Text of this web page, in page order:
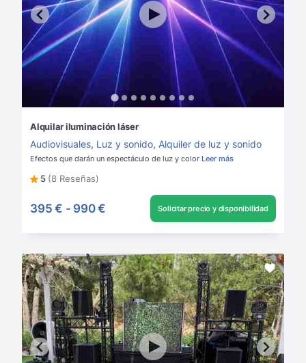
Alquilar iluminación láser
Audiovisuales, Luz y sonido, Alquiler de luz y sonido
Efectos que darán un espectáculo de luz y color Leer más
5 (8 Reseñas)
395 € - 990 € Solicitar precio y disponibilidad